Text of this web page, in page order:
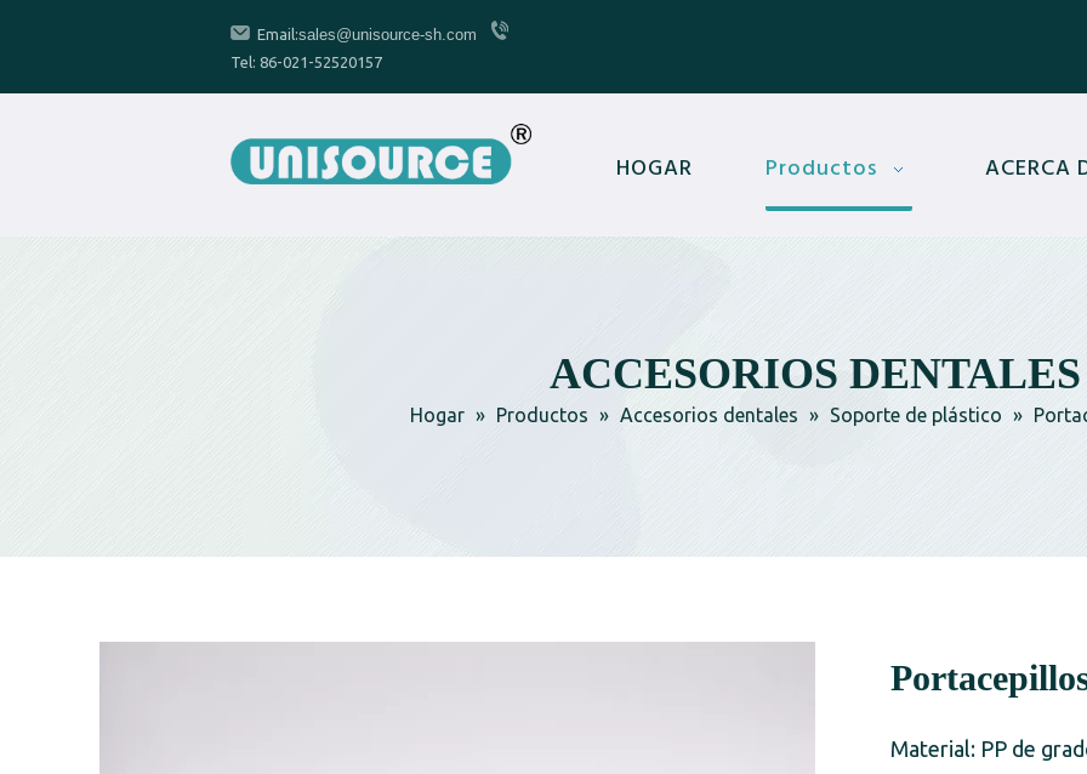
Email:sales@unisource-sh.com
Tel: 86-021-52520157
HOGAR Productos ACERCA
ACCESORIOS DENTALES
Hogar » Productos » Accesorios dentales » Soporte de plástico »
Material: PP de